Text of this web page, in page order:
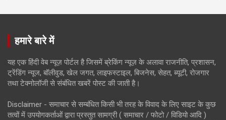
हमारे बारे में
यह एक हिंदी वेब न्यूज़ पोर्टल है जिसमें ब्रेकिंग न्यूज़ के अलावा राजनीति, प्रशासन,
ट्रेंडिंग न्यूज, बॉलीवुड, खेल जगत, लाइफस्टाइल, बिजनेस, सेहत, ब्यूटी, रोजगार
तथा टेक्नोलॉजी से संबंधित खबरें पोस्ट की जाती है।
Disclaimer - समाचार से सम्बंधित किसी भी तरह के विवाद के लिए साइट के कुछ
तत्वों में उपयोगकर्ताओं द्वारा प्रस्तुत सामग्री ( समाचार / फोटो / विडियो आदि )